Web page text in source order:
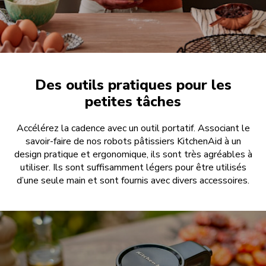
Des outils pratiques pour les
petites tâches
Accélérez la cadence avec un outil portatif. Associant le
savoir-faire de nos robots pâtissiers KitchenAid à un
design pratique et ergonomique, ils sont très agréables à
utiliser. Ils sont suffisamment légers pour être utilisés
d’une seule main et sont fournis avec divers accessoires.
DÉCOUVRIR